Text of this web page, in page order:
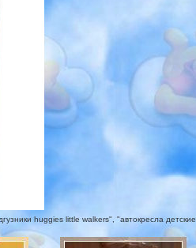
huggies little walkers", "автокресла детские